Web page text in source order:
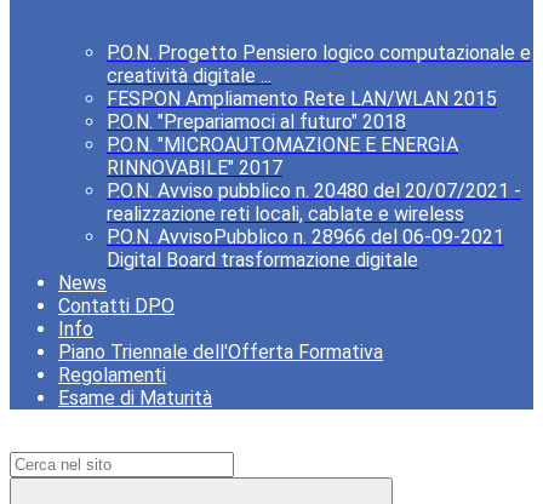
P.O.N. Progetto Pensiero logico computazionale e
creatività digitale ...
FESPON Ampliamento Rete LAN/WLAN 2015
P.O.N. "Prepariamoci al futuro" 2018
P.O.N. "MICROAUTOMAZIONE E ENERGIA
RINNOVABILE" 2017
P.O.N. Avviso pubblico n. 20480 del 20/07/2021 -
realizzazione reti locali, cablate e wireless
P.O.N. AvvisoPubblico n. 28966 del 06-09-2021
Digital Board trasformazione digitale
News
Contatti DPO
Info
Piano Triennale dell'Offerta Formativa
Regolamenti
Esame di Maturità